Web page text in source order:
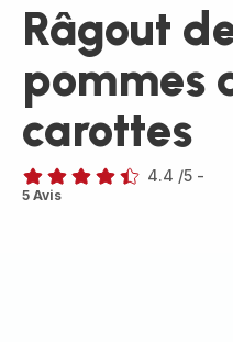
Râgout
pommes
carottes
ratings.4.4
4.4 /5 -
5 Avis